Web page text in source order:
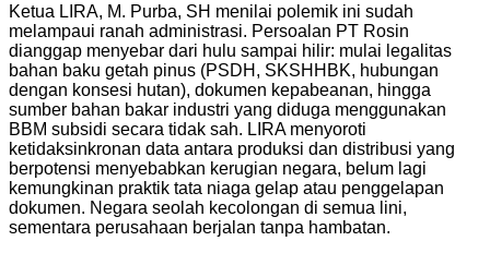
Ketua LIRA, M. Purba, SH menilai polemik ini sudah
melampaui ranah administrasi. Persoalan PT Rosin
dianggap menyebar dari hulu sampai hilir: mulai legalitas
bahan baku getah pinus (PSDH, SKSHHBK, hubungan
dengan konsesi hutan), dokumen kepabeanan, hingga
sumber bahan bakar industri yang diduga menggunakan
BBM subsidi secara tidak sah. LIRA menyoroti
ketidaksinkronan data antara produksi dan distribusi yang
berpotensi menyebabkan kerugian negara, belum lagi
kemungkinan praktik tata niaga gelap atau penggelapan
dokumen. Negara seolah kecolongan di semua lini,
sementara perusahaan berjalan tanpa hambatan.